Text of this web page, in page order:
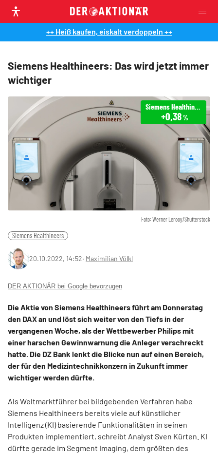
++ Heiß kaufen, eiskalt verdoppeln ++
Siemens Healthineers: Das wird jetzt immer
wichtiger
Foto: Werner Lerooy/Shutterstock
Siemens Healthineers
+0,38 %
Siemens Healthineers
20.10.2022, 14:52‧ Maximilian Völkl
DER AKTIONÄR bei Google bevorzugen
Die Aktie von Siemens Healthineers führt am Donnerstag
den DAX an und löst sich weiter von den Tiefs in der
vergangenen Woche, als der Wettbewerber Philips mit
einer harschen Gewinnwarnung die Anleger verschreckt
hatte. Die DZ Bank lenkt die Blicke nun auf einen Bereich,
der für den Medizintechnikkonzern in Zukunft immer
wichtiger werden dürfte.
Als Weltmarktführer bei bildgebenden Verfahren habe
Siemens Healthineers bereits viele auf künstlicher
Intelligenz (KI) basierende Funktionalitäten in seinen
Produkten implementiert, schreibt Analyst Sven Kürten. KI
dürfte gerade im Segment Imaging, dem größten des